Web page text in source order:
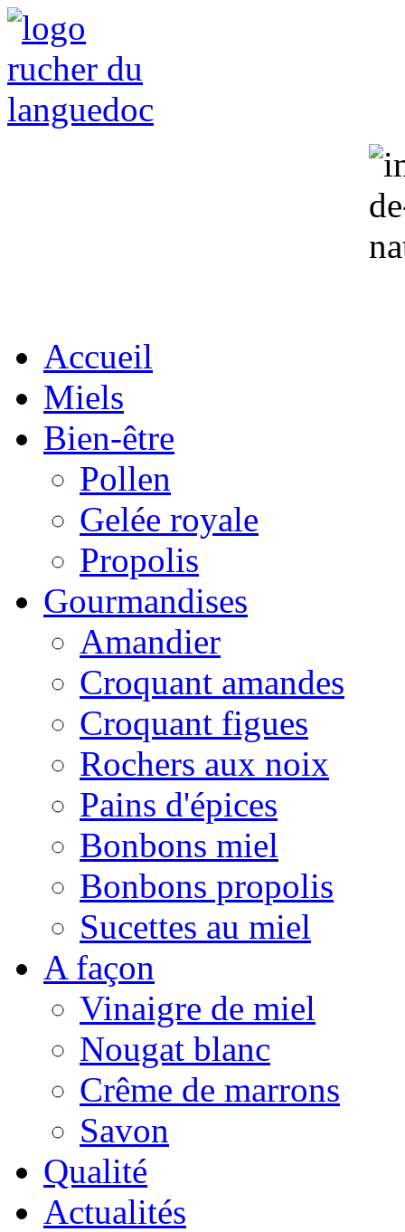
Accueil
Miels
Bien-être
Pollen
Gelée royale
Propolis
Gourmandises
Amandier
Croquant amandes
Croquant figues
Rochers aux noix
Pains d'épices
Bonbons miel
Bonbons propolis
Sucettes au miel
A façon
Vinaigre de miel
Nougat blanc
Crême de marrons
Savon
Qualité
Actualités